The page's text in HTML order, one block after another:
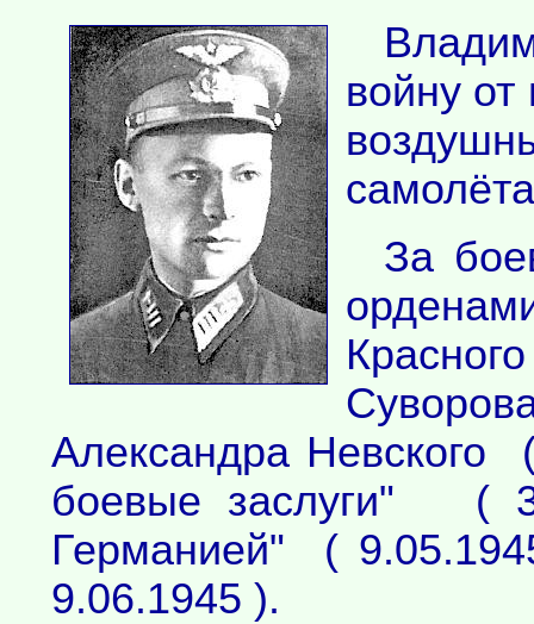
войну от
За
Александра
боевые заслуги" (
Германией" (
9.06.1945 ).